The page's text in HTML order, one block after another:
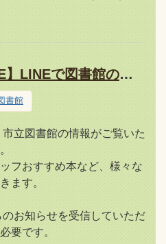
【四日市市公式LINE】LINEで図書館の情報をお届けします
書館
立図書館の情報がご覧いた
フおすすめ本など、様々な
ます。
お知らせを受信していただ
要です。